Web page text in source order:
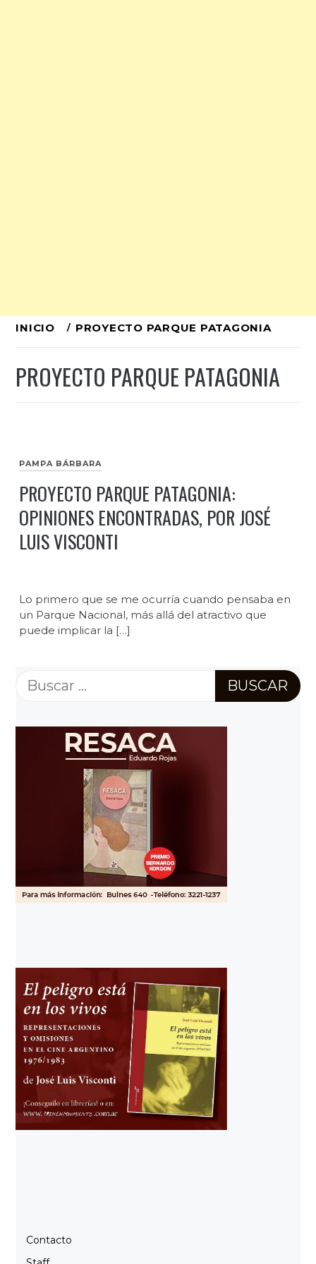
Ir
contenido
INICIO PROYECTO PARQUE PATAGONIA
PROYECTO PARQUE PATAGONIA
PAMPA BÁRBARA
PROYECTO PARQUE PATAGONIA:
OPINIONES ENCONTRADAS, POR JOSÉ
LUIS VISCONTI
Lo primero que se me ocurría cuando pensaba en
un Parque Nacional, más allá del atractivo que
puede implicar la […]
Buscar:
Contacto